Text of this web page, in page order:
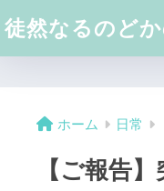
徒然なるのど
ホーム 日常
【ご報告